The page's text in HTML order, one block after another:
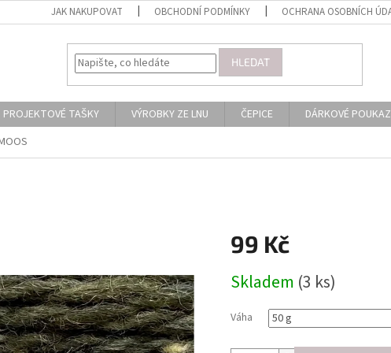
JAK NAKUPOVAT OBCHODNÍ PODMÍNKY OCHRANA OSOBNÍCH
HLEDAT
PROJEKTOVÉ TAŠKY VÝROBKY ZE LNU ČEPICE DÁRKOVÉ
99 Kč
cena:
Skladem (3 ks)
Váha